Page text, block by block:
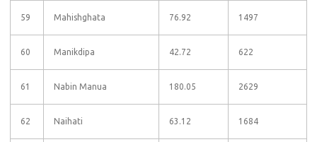
59 Mahishghata 76.92 1497
60 Manikdipa 42.72 622
61 Nabin Manua 180.05 2629
62 Naihati 63.12 1684